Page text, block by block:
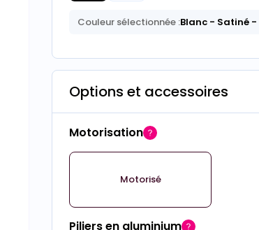
Couleur sélectionnée :Blanc- Satiné-
Options et accessoires
Motorisation
Motorisé
Piliers en aluminium